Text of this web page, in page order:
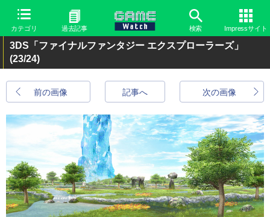
カテゴリ 過去記事 検索 Impressサイト
3DS「ファイナルファンタジー エクスプローラーズ」
(23/24)
前の画像 次の画像
記事へ